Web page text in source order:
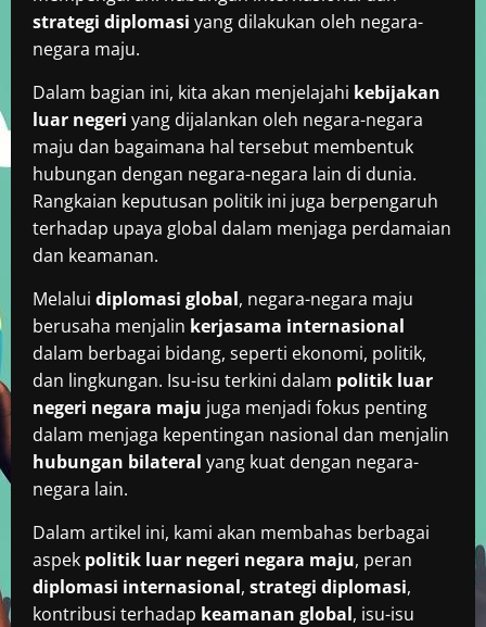
strategi diplomasi yang dilakukan oleh negara-
negara maju.
Dalam bagian ini, kita akan menjelajahi kebijakan
luar negeri yang dijalankan oleh negara-negara
maju dan bagaimana hal tersebut membentuk
hubungan dengan negara-negara lain di dunia.
Rangkaian keputusan politik ini juga berpengaruh
terhadap upaya global dalam menjaga perdamaian
dan keamanan.
Melalui diplomasi global, negara-negara maju
berusaha menjalin kerjasama internasional
dalam berbagai bidang, seperti ekonomi, politik,
dan lingkungan. Isu-isu terkini dalam politik luar
negeri negara maju juga menjadi fokus penting
dalam menjaga kepentingan nasional dan menjalin
hubungan bilateral yang kuat dengan negara-
negara lain.
Dalam artikel ini, kami akan membahas berbagai
aspek politik luar negeri negara maju, peran
diplomasi internasional, strategi diplomasi,
kontribusi terhadap keamanan global, isu-isu